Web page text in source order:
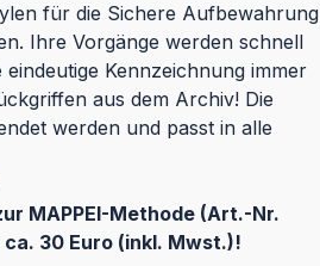
für die Sichere Aufbewahrung
Ihre Vorgänge werden schnell
Kennzeichnung immer
aus dem Archiv! Die
werden und passt in alle
MAPPEI-Methode (Art.-Nr.
30 Euro (inkl. Mwst.)!